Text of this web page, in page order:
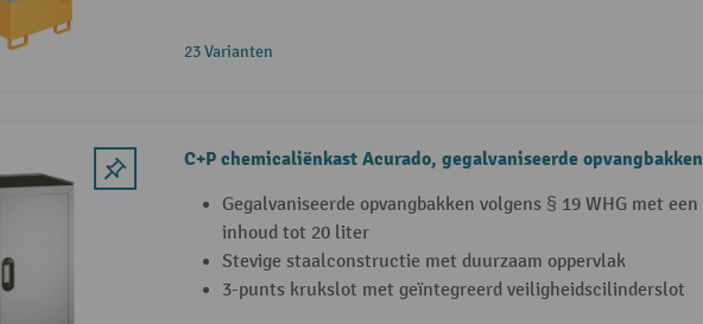
23 Varianten
C+P chemicaliënkast Acurado, gegalvaniseerde opvangbakken
Gegalvaniseerde opvangbakken volgens § 19 WHG met een
inhoud tot 20 liter
Stevige staalconstructie met duurzaam oppervlak
3-punts krukslot met geïntegreerd veiligheidscilinderslot